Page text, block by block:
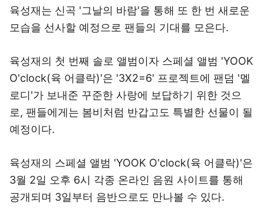
육성재는 신곡 '그날의 바람'을 통해 또 한 번 새로운
모습을 선사할 예정으로 팬들의 기대를 모은다.
육성재의 첫 번째 솔로 앨범이자 스페셜 앨범 'YOOK
O'clock(육 어클락)'은 '3X2=6' 프로젝트에 팬덤 '멜
로디'가 보내준 꾸준한 사랑에 보답하기 위한 것으
로, 팬들에게는 봄비처럼 반갑고도 특별한 선물이 될
예정이다.
육성재의 스페셜 앨범 'YOOK O'clock(육 어클락)'은
3월 2일 오후 6시 각종 온라인 음원 사이트를 통해
공개되며 3일부터 음반으로도 만나볼 수 있다.